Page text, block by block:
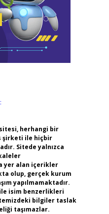
herhangi bir
şirketi ile hiçbir
Sitede yalnızca
yer alan içerikler
olup, gerçek kurum
yapılmamaktadır.
isim benzerlikleri
bilgiler taslak
taşımazlar.